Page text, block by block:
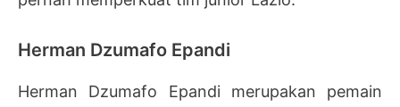
Herman Dzumafo Epandi
Herman Dzumafo Epandi merupakan pemain